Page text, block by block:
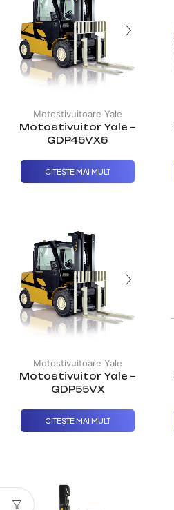
Motostivuitoare Yale
Motostivuitor Yale –
GDP45VX6
CITEȘTE MAI MULT
Motostivuitoare Yale
Motostivuitor Yale –
GDP55VX
CITEȘTE MAI MULT